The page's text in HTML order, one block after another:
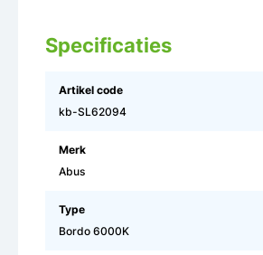
Specificaties
Artikel code
kb-SL62094
Merk
Abus
Type
Bordo 6000K